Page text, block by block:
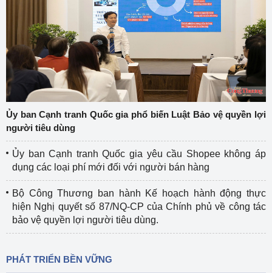
Ủy ban Cạnh tranh Quốc gia phổ biến Luật Bảo vệ quyền lợi
người tiêu dùng
Ủy ban Cạnh tranh Quốc gia yêu cầu Shopee không áp
dụng các loại phí mới đối với người bán hàng
Bộ Công Thương ban hành Kế hoạch hành động thực
hiện Nghị quyết số 87/NQ-CP của Chính phủ về công tác
bảo vệ quyền lợi người tiêu dùng.
PHÁT TRIỂN BỀN VỮNG